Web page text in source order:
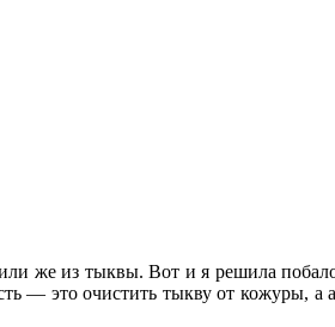
же из тыквы. Вот и я решила
— это очистить тыкву от кожуры, а